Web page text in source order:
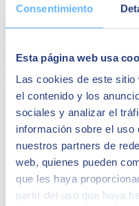
Consentimiento
Esta página web usa
Las cookies de este
el contenido y los
sociales y analizar el
información sobre el uso
nuestros partners de
web, quienes pueden
que les haya
partir del uso que haya
vendes enidentificar grups
efectives, optimitzant la
amb precisió als segments
en conseqüència.
SEIDOR és el teu
dades
La clusterització és un dels
necessita pertreure tot el
A SEIDOR posem a la teva